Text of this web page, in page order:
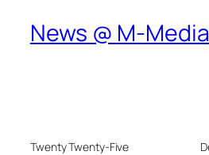
News @ M-Media
Twenty Twenty-Five